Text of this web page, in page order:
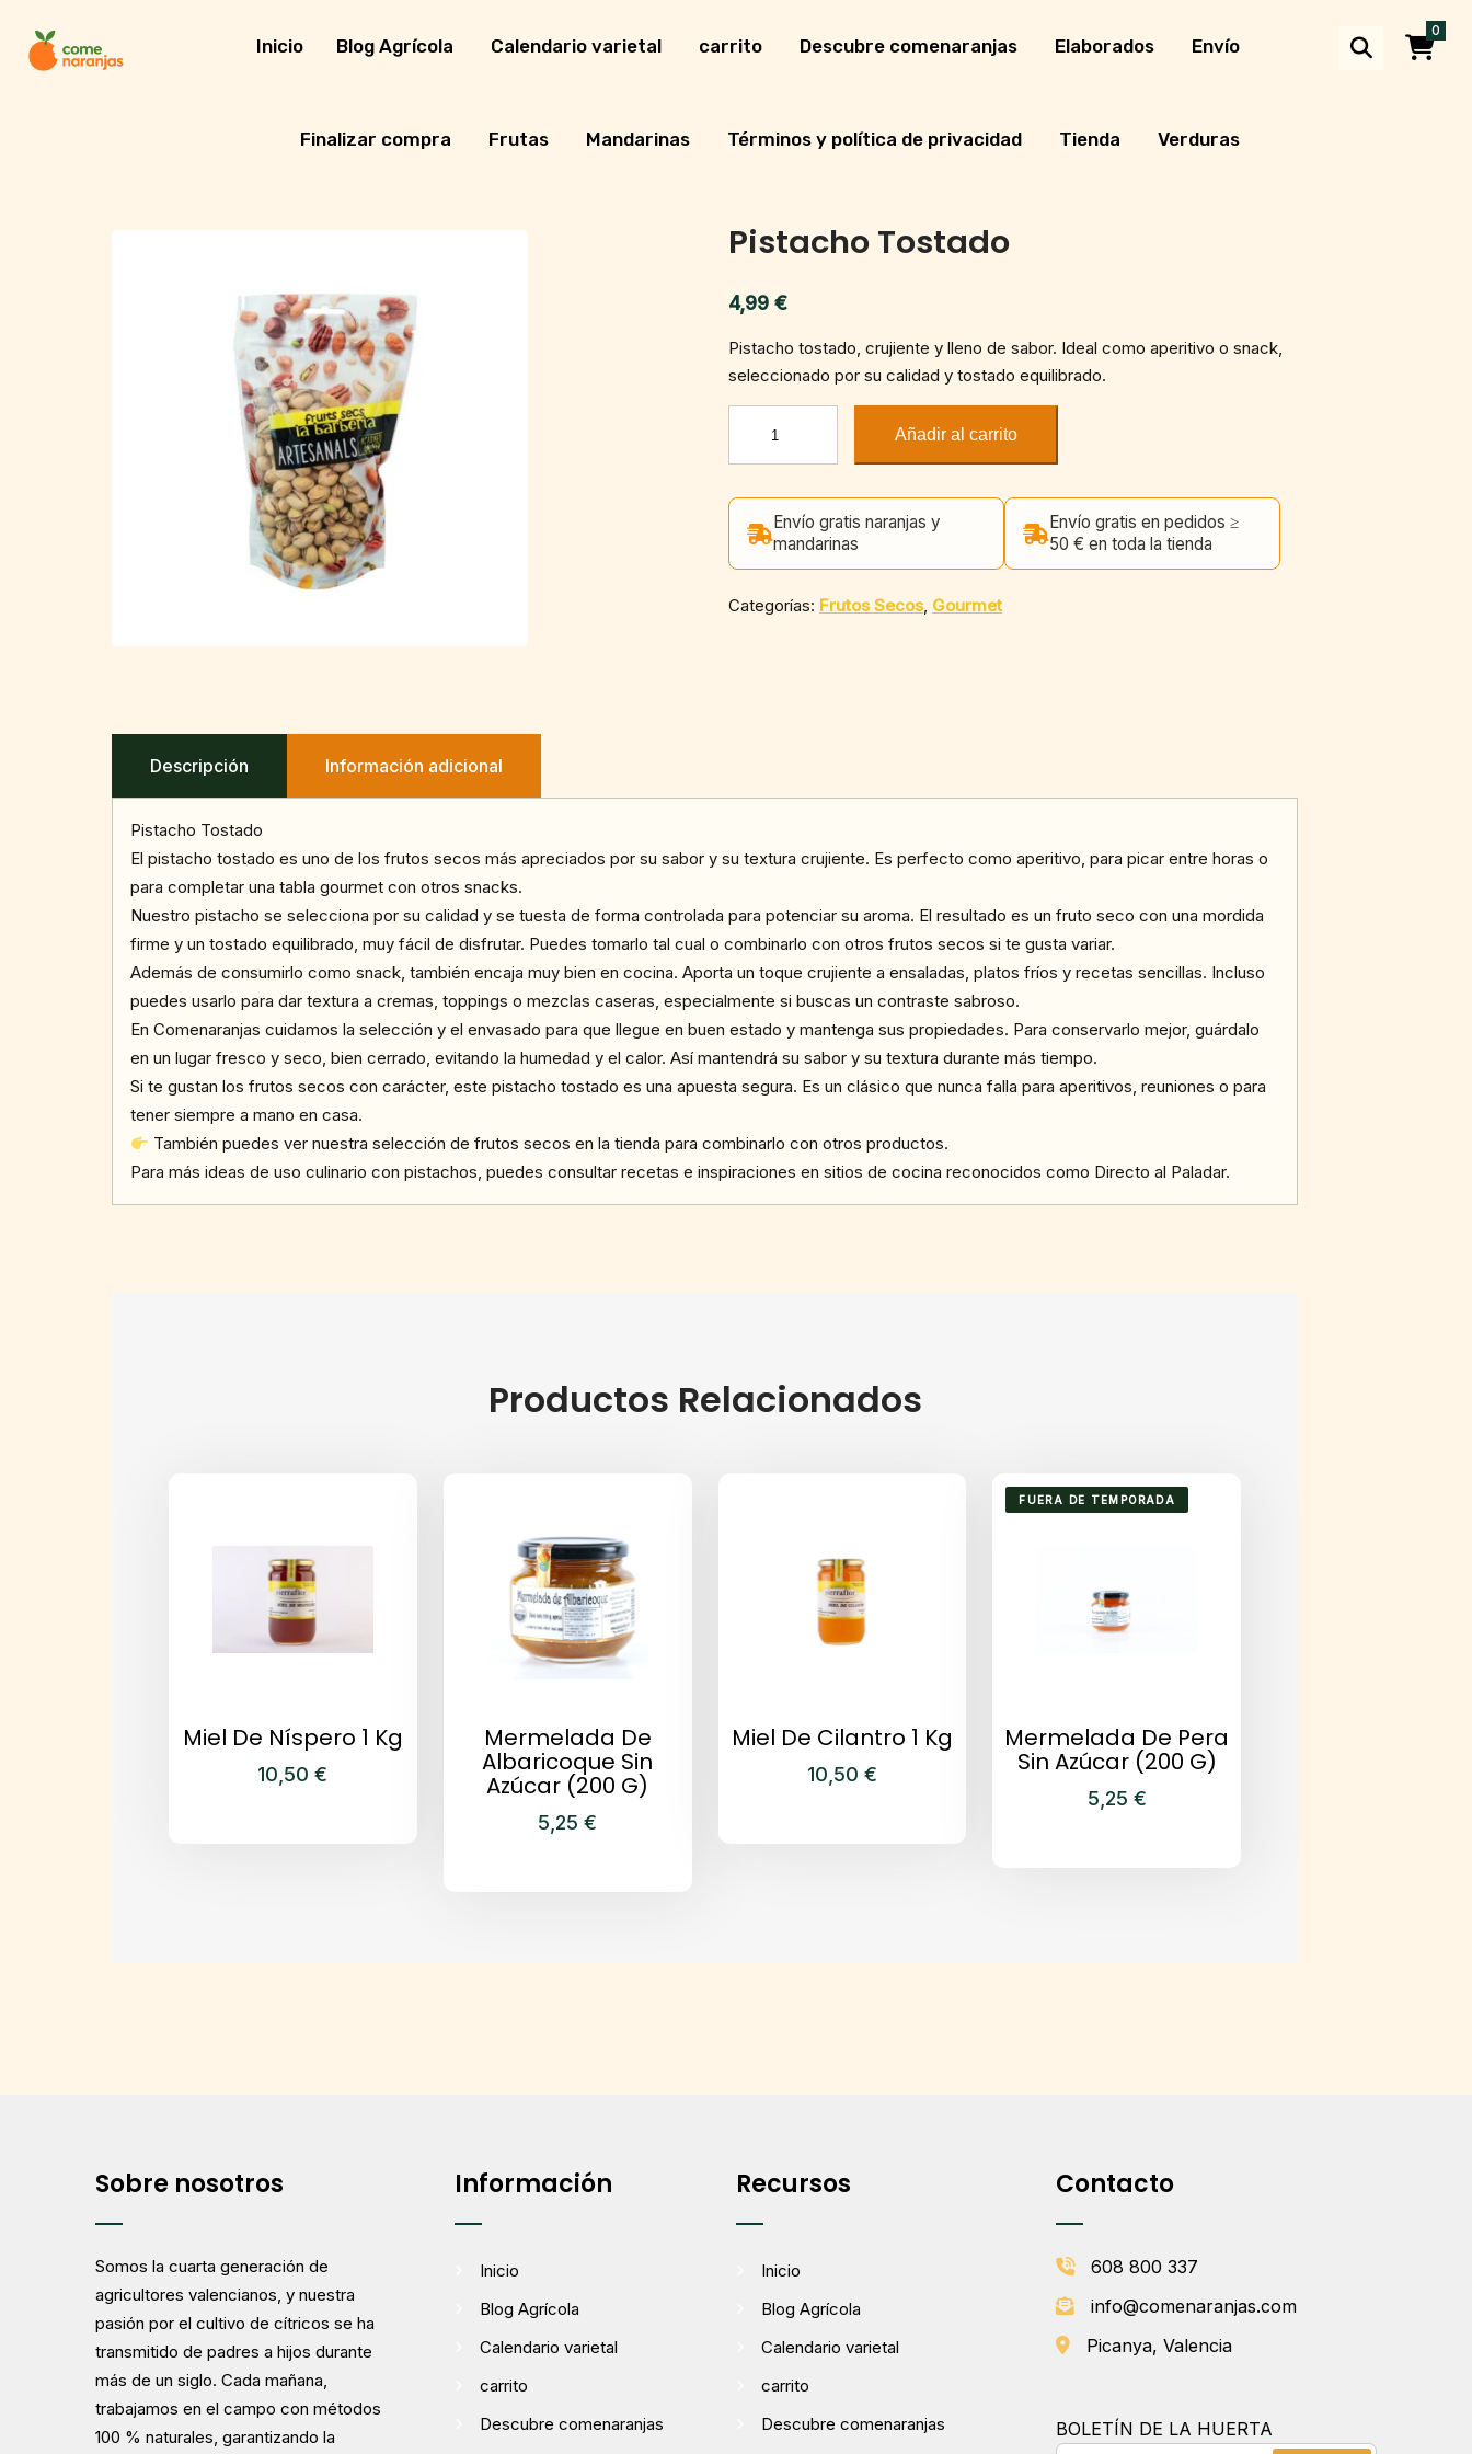
content
Inicio Blog Agrícola Calendario varietal carrito Descubre comenaranjas Elaborados Envío
Finalizar compra Frutas Mandarinas Términos y política de privacidad Tienda Verduras
0
Pistacho Tostado
4,99€
Pistacho tostado, crujiente y lleno de sabor. Ideal como aperitivo o snack,
seleccionado por su calidad y tostado equilibrado.
Tostado
Añadir al carrito
Envío gratis naranjas y
mandarinas
Envío gratis en pedidos ≥
50 € en toda la tienda
Categorías: Frutos Secos, Gourmet
Descripción Información adicional
Pistacho Tostado
El pistacho tostado es uno de los frutos secos más apreciados por su sabor y su textura crujiente. Es perfecto como aperitivo, para picar entre horas o
para completar una tabla gourmet con otros snacks.
Nuestro pistacho se selecciona por su calidad y se tuesta de forma controlada para potenciar su aroma. El resultado es un fruto seco con una mordida
firme y un tostado equilibrado, muy fácil de disfrutar. Puedes tomarlo tal cual o combinarlo con otros frutos secos si te gusta variar.
Además de consumirlo como snack, también encaja muy bien en cocina. Aporta un toque crujiente a ensaladas, platos fríos y recetas sencillas. Incluso
puedes usarlo para dar textura a cremas, toppings o mezclas caseras, especialmente si buscas un contraste sabroso.
En Comenaranjas cuidamos la selección y el envasado para que llegue en buen estado y mantenga sus propiedades. Para conservarlo mejor, guárdalo
en un lugar fresco y seco, bien cerrado, evitando la humedad y el calor. Así mantendrá su sabor y su textura durante más tiempo.
Si te gustan los frutos secos con carácter, este pistacho tostado es una apuesta segura. Es un clásico que nunca falla para aperitivos, reuniones o para
tener siempre a mano en casa.
También puedes ver nuestra selección de frutos secos en la tienda para combinarlo con otros productos.
Para más ideas de uso culinario con pistachos, puedes consultar recetas e inspiraciones en sitios de cocina reconocidos como Directo al Paladar.
Productos Relacionados
Miel De Níspero 1 Kg
10,50€
Mermelada De
Albaricoque Sin
Azúcar (200 G)
5,25€
Miel De Cilantro 1 Kg
10,50 €
FUERA DE TEMPORADA
Mermelada De Pera
Sin Azúcar (200 G)
5,25 €
Sobre nosotros
Somos la cuarta generación de
agricultores valencianos, y nuestra
pasión por el cultivo de cítricos se ha
transmitido de padres a hijos durante
más de un siglo. Cada mañana,
trabajamos en el campo con métodos
100 % naturales, garantizando la
Información
Inicio
Blog Agrícola
Calendario varietal
carrito
Descubre comenaranjas
Recursos
Inicio
Blog Agrícola
Calendario varietal
carrito
Descubre comenaranjas
Contacto
608 800 337
info@comenaranjas.com
Picanya, Valencia
BOLETÍN DE LA HUERTA